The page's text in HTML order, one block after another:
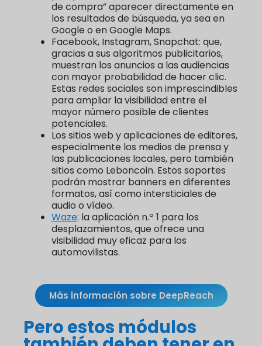
de compra” aparecer directamente en
los resultados de búsqueda, ya sea en
Google o en Google Maps.
Facebook, Instagram, Snapchat: que,
gracias a sus algoritmos publicitarios,
muestran los anuncios a las audiencias
con mayor probabilidad de hacer clic.
Estas redes sociales son imprescindibles
para ampliar la visibilidad entre el
mayor número posible de clientes
potenciales.
Los sitios web y aplicaciones de editores,
especialmente los medios de prensa y
las publicaciones locales, pero también
sitios como Leboncoin. Estos soportes
podrán mostrar banners en diferentes
formatos, así como intersticiales de
audio o vídeo.
Waze: la aplicación n.º 1 para los
desplazamientos, que ofrece una
visibilidad muy eficaz para los
automovilistas.
Más información sobre DeepReach
Pero estos módulos